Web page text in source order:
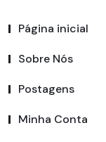
Página inicial
Sobre Nós
Postagens
Minha Conta